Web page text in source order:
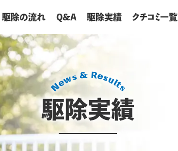
駆除の流れ Q&A 駆除実績 クチコミ一覧
駆除実績